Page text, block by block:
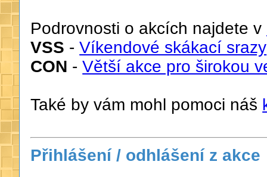
Podrovnosti o akcích najdete v
VSS -Víkendové skákací srazy
CON -Větší akce pro širokou
Také by vám mohl pomoci náš
Přihlášení / odhlášení z akce